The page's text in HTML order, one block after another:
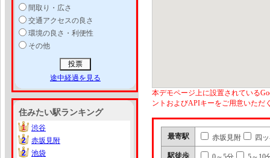
間取り・広さ
交通アクセスの良さ
環境の良さ・利便性
その他
途中経過を見る
住みたい駅ランキング
1
1
渋谷
2
2
赤坂見附
2
2
池袋
本デモページ上に設置されている
ントおよびAPIキーをご用意いただ
最寄駅 赤坂見附 四
駅徒歩